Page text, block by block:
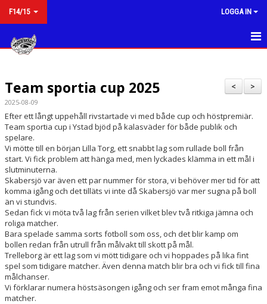
F14/15 LOGGA IN
NYHETER
KALENDER
MATCHER
TRUPPEN
BILDGALLERI
DOKUMENT
KONTAKT
>
<
Team sportia cup 2025
2025-08-09
Efter ett långt uppehåll rivstartade vi med både cup och höstpremiär.
Team sportia cup i Ystad bjöd på kalasväder för både publik och
spelare.
Vi mötte till en början Lilla Torg, ett snabbt lag som rullade boll från
start. Vi fick problem att hänga med, men lyckades klämma in ett mål i
slutminuterna.
Skabersjö var även ett par nummer för stora, vi behöver mer tid för att
komma igång och det tilläts vi inte då Skabersjö var mer sugna på boll
än vi stundvis.
Sedan fick vi möta två lag från serien vilket blev två ritkiga jämna och
roliga matcher.
Bara spelade samma sorts fotboll som oss, och det blir kamp om
bollen redan från utrull från målvakt till skott på mål.
Trelleborg är ett lag som vi mött tidigare och vi hoppades på lika fint
spel som tidigare matcher. Även denna match blir bra och vi fick till fina
målchanser.
Vi förklarar numera höstsäsongen igång och ser fram emot många fina
matcher.